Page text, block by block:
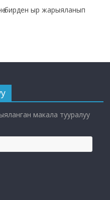
бирден ыр жарыяланып
макала тууралуу